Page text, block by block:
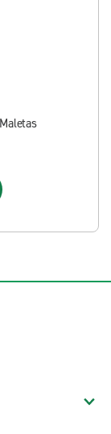
Maletas